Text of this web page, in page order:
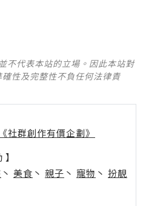
不代表本站的立場。因此本站對
性及完整性不負任何法律責
社群創作有價企劃》
丶 美食 丶 親子 丶 寵物 丶 扮靚